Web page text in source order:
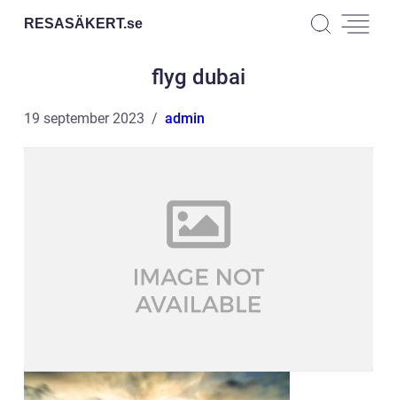
RESASÄKERT.se
flyg dubai
19 september 2023 admin